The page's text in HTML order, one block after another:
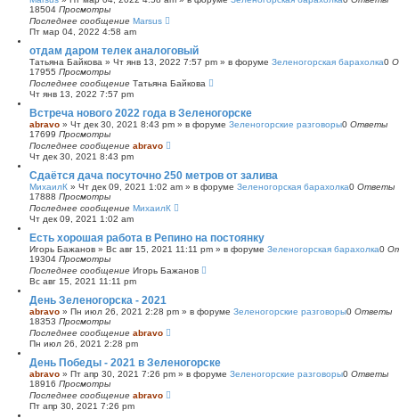
18504 Просмотры
Последнее сообщение Marsus
Пт мар 04, 2022 4:58 am
отдам даром телек аналоговый
Татьяна Байкова » Чт янв 13, 2022 7:57 pm » в форуме Зеленогорская барахолка0
17955 Просмотры
Последнее сообщение Татьяна Байкова
Чт янв 13, 2022 7:57 pm
Встреча нового 2022 года в Зеленогорске
abravo » Чт дек 30, 2021 8:43 pm » в форуме Зеленогорские разговоры0 Ответы
17699 Просмотры
Последнее сообщение abravo
Чт дек 30, 2021 8:43 pm
Сдаётся дача посуточно 250 метров от залива
МихаилК » Чт дек 09, 2021 1:02 am » в форуме Зеленогорская барахолка0 Ответы
17888 Просмотры
Последнее сообщение МихаилК
Чт дек 09, 2021 1:02 am
Есть хорошая работа в Репино на постоянку
Игорь Бажанов » Вс авг 15, 2021 11:11 pm » в форуме Зеленогорская барахолка0
19304 Просмотры
Последнее сообщение Игорь Бажанов
Вс авг 15, 2021 11:11 pm
День Зеленогорска - 2021
abravo » Пн июл 26, 2021 2:28 pm » в форуме Зеленогорские разговоры0 Ответы
18353 Просмотры
Последнее сообщение abravo
Пн июл 26, 2021 2:28 pm
День Победы - 2021 в Зеленогорске
abravo » Пт апр 30, 2021 7:26 pm » в форуме Зеленогорские разговоры0 Ответы
18916 Просмотры
Последнее сообщение abravo
Пт апр 30, 2021 7:26 pm